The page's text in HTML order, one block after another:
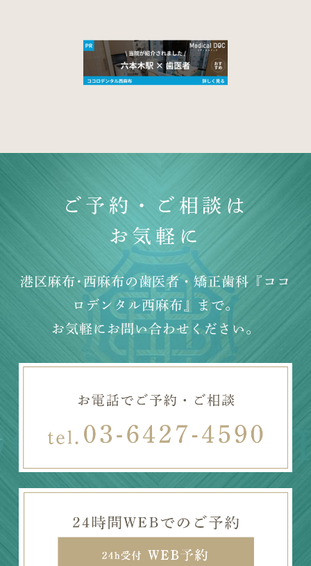
ご予約・ご相談は
お気軽に
港区麻布･西麻布の歯医者・矯正歯科『ココ
ロデンタル西麻布』まで。
お気軽にお問い合わせください。